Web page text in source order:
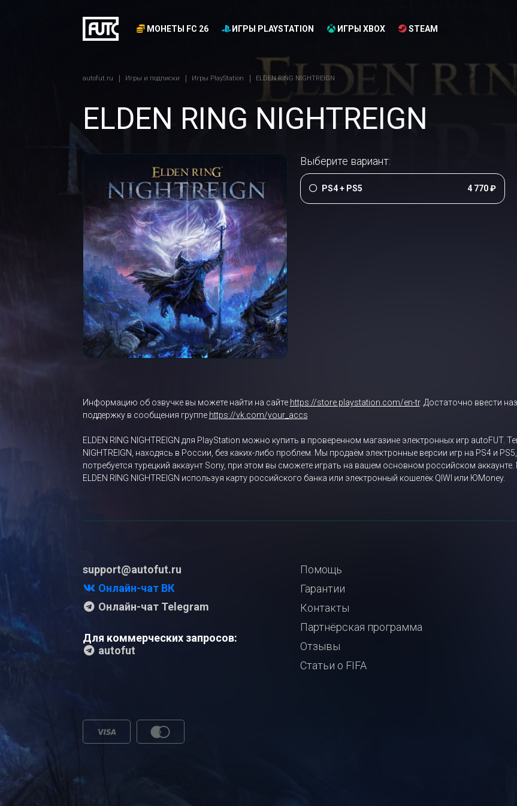
МОНЕТЫ FC 26 ИГРЫ PLAYSTATION ИГРЫ XBOX STEAM
autofut.ru Игры и подписки Игры PlayStation ELDEN RING NIGHTREIGN
ELDEN RING NIGHTREIGN
Выберите вариант:
PS4 + PS5 4 770 ₽
Информацию об озвучке вы можете найти на сайте https://store.playstation.com/en-tr. Достаточно ввести
поддержку в сообщения группе https://vk.com/your_accs
ELDEN RING NIGHTREIGN для PlayStation можно купить в проверенном магазине электронных игр autoFUT.
NIGHTREIGN, находясь в России, без каких-либо проблем. Мы продаём электронные версии игр на PS4 и
потребуется турецкий аккаунт Sony, при этом вы сможете играть на вашем основном российском
ELDEN RING NIGHTREIGN используя карту российского банка или электронный кошелёк QIWI или ЮMoney.
support@autofut.ru
Онлайн-чат ВК
Онлайн-чат Telegram
Для коммерческих запросов:
autofut
Помощь
Гарантии
Контакты
Партнёрская программа
Отзывы
Статьи о FIFA